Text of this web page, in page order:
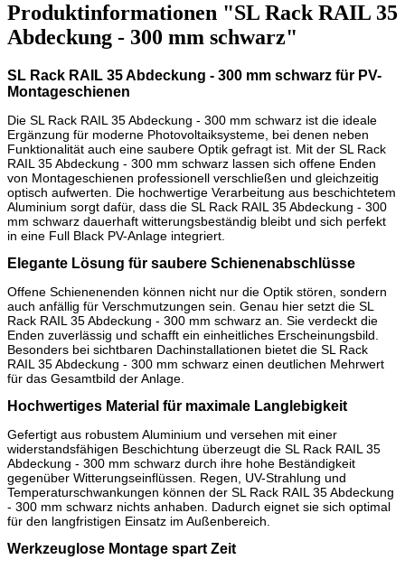
Produktinformationen "SL Rack RAIL 35
Abdeckung - 300 mm schwarz"
SL Rack RAIL 35 Abdeckung - 300 mm schwarz für PV-
Montageschienen
Die SL Rack RAIL 35 Abdeckung - 300 mm schwarz ist die ideale
Ergänzung für moderne Photovoltaiksysteme, bei denen neben
Funktionalität auch eine saubere Optik gefragt ist. Mit der SL Rack
RAIL 35 Abdeckung - 300 mm schwarz lassen sich offene Enden
von Montageschienen professionell verschließen und gleichzeitig
optisch aufwerten. Die hochwertige Verarbeitung aus beschichtetem
Aluminium sorgt dafür, dass die SL Rack RAIL 35 Abdeckung - 300
mm schwarz dauerhaft witterungsbeständig bleibt und sich perfekt
in eine Full Black PV-Anlage integriert.
Elegante Lösung für saubere Schienenabschlüsse
Offene Schienenenden können nicht nur die Optik stören, sondern
auch anfällig für Verschmutzungen sein. Genau hier setzt die SL
Rack RAIL 35 Abdeckung - 300 mm schwarz an. Sie verdeckt die
Enden zuverlässig und schafft ein einheitliches Erscheinungsbild.
Besonders bei sichtbaren Dachinstallationen bietet die SL Rack
RAIL 35 Abdeckung - 300 mm schwarz einen deutlichen Mehrwert
für das Gesamtbild der Anlage.
Hochwertiges Material für maximale Langlebigkeit
Gefertigt aus robustem Aluminium und versehen mit einer
widerstandsfähigen Beschichtung überzeugt die SL Rack RAIL 35
Abdeckung - 300 mm schwarz durch ihre hohe Beständigkeit
gegenüber Witterungseinflüssen. Regen, UV-Strahlung und
Temperaturschwankungen können der SL Rack RAIL 35 Abdeckung
- 300 mm schwarz nichts anhaben. Dadurch eignet sie sich optimal
für den langfristigen Einsatz im Außenbereich.
Werkzeuglose Montage spart Zeit